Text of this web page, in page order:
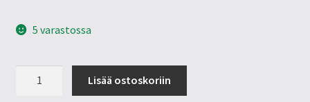
5 varastossa
Lisää ostoskoriin